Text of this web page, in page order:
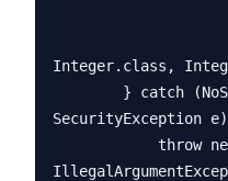
Integer.class,
SecurityException